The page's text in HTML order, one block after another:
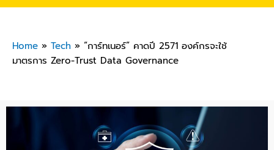
Home » Tech » “การ์ทเนอร์” คาดปี 2571 องค์กรจะใช้
มาตรการ Zero-Trust Data Governance